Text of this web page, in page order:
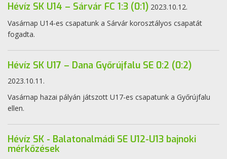
Hévíz SK U14 – Sárvár FC 1:3 (0:1) 2023.10.12.
Vasárnap U14-es csapatunk a Sárvár korosztályos csapatát
fogadta.
Hévíz SK U17 – Dana Győrújfalu SE 0:2 (0:2)
2023.10.11.
Vasárnap hazai pályán játszott U17-es csapatunk a Győrújfalu
ellen.
Hévíz SK - Balatonalmádi SE U12-U13 bajnoki
mérkőzések